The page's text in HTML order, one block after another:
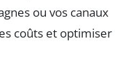
ou vos canaux
coûts et optimiser